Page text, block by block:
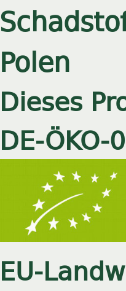
Polen
Dieses
DE-ÖKO-
EU-